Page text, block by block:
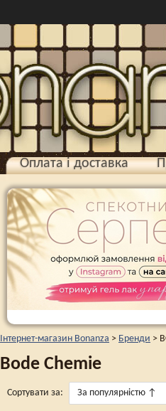
Оплата і доставка
Інтернет-магазин Bonanza > Бренди >
Bode Chemie
Сортувати за: За популярністю ↑